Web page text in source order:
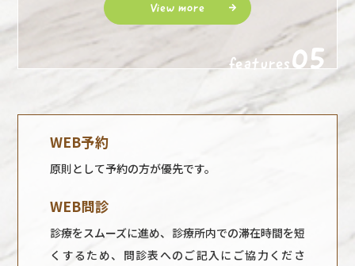
View more
features05
WEB予約
原則として予約の方が優先です。
WEB問診
診療をスムーズに進め、診療所内での滞在時間を短
くするため、問診表へのご記入にご協力くださ